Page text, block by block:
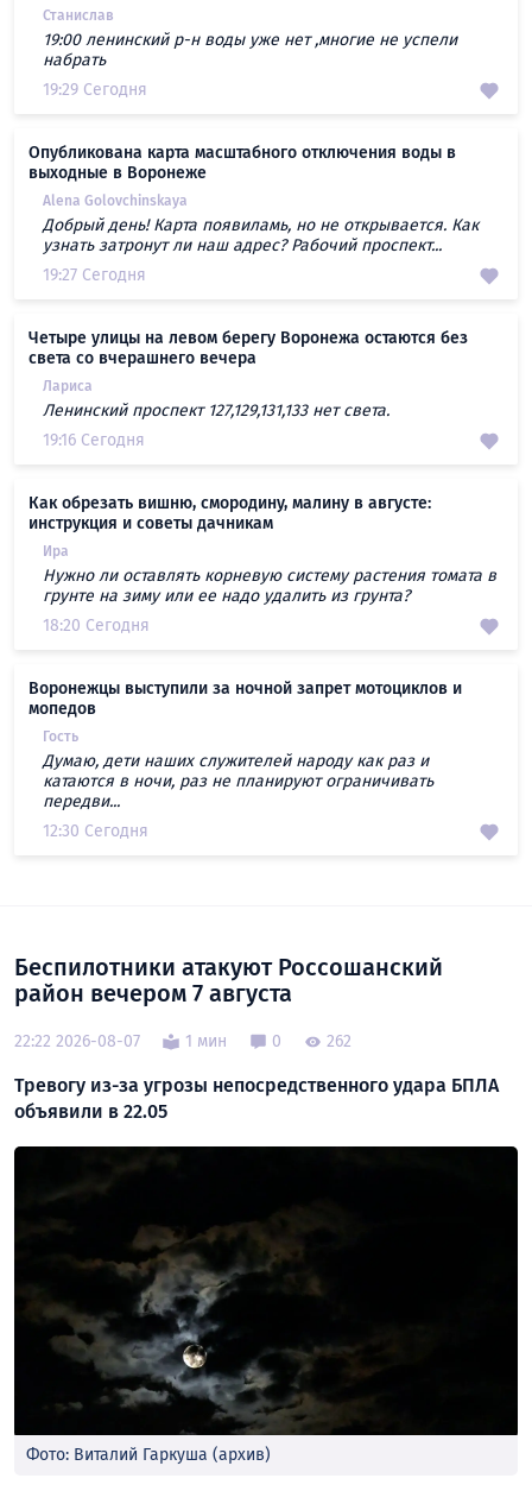
Станислав
19:00 ленинский р-н воды уже нет ,многие не успели
набрать
19:29 Сегодня
Опубликована карта масштабного отключения воды в
выходные в Воронеже
Alena Golovchinskaya
Добрый день! Карта появиламь, но не открывается. Как
узнать затронут ли наш адрес? Рабочий проспект...
19:27 Сегодня
Четыре улицы на левом берегу Воронежа остаются без
света со вчерашнего вечера
Лариса
Ленинский проспект 127,129,131,133 нет света.
19:16 Сегодня
Как обрезать вишню, смородину, малину в августе:
инструкция и советы дачникам
Ира
Нужно ли оставлять корневую систему растения томата в
грунте на зиму или ее надо удалить из грунта?
18:20 Сегодня
Воронежцы выступили за ночной запрет мотоциклов и
мопедов
Гость
Думаю, дети наших служителей народу как раз и
катаются в ночи, раз не планируют ограничивать
передви...
12:30 Сегодня
Беспилотники атакуют Россошанский
район вечером 7 августа
22:22 2026-08-07 1 мин 0 262
Тревогу из-за угрозы непосредственного удара БПЛА
объявили в 22.05
Фото: Виталий Гаркуша (архив)